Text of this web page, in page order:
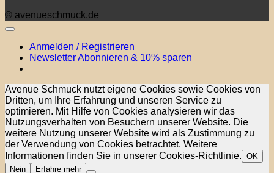
© avenueschmuck.de
Anmelden / Registrieren
Newsletter Abonnieren & 10% sparen
Avenue Schmuck nutzt eigene Cookies sowie Cookies von
Dritten, um Ihre Erfahrung und unseren Service zu
optimieren. Mit Hilfe von Cookies analysieren wir das
Nutzungsverhalten von Besuchern unserer Website. Die
weitere Nutzung unserer Website wird als Zustimmung zu
der Verwendung von Cookies betrachtet. Weitere
Informationen finden Sie in unserer Cookies-Richtlinie. OK
Nein
Erfahre mehr